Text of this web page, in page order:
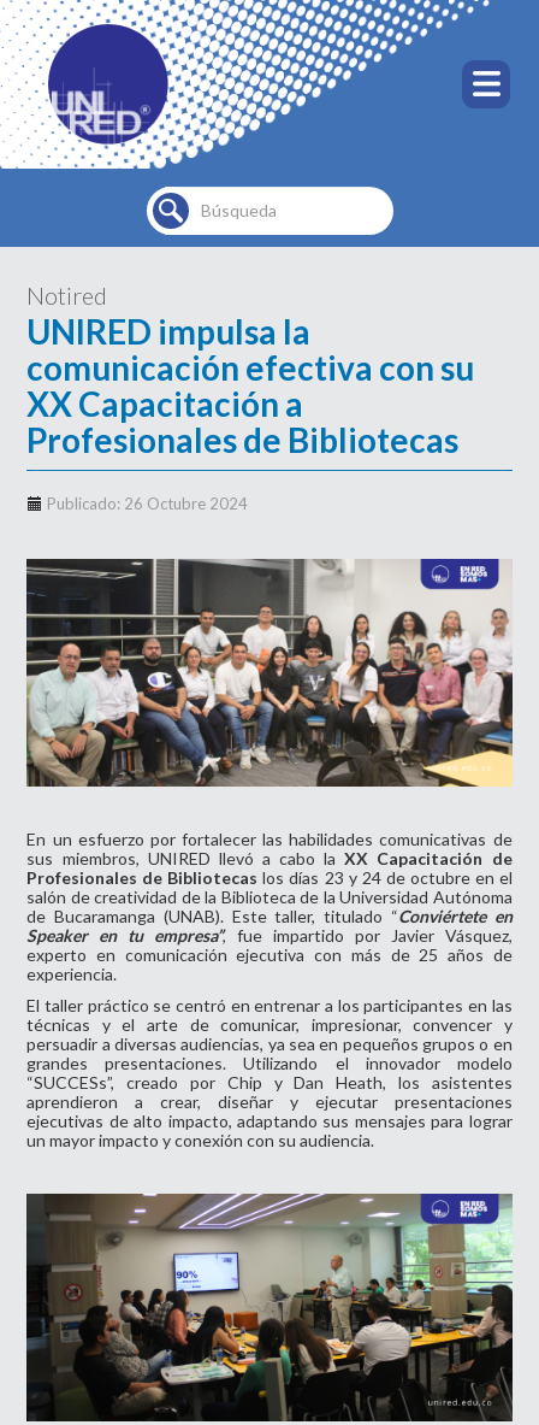
Buscar...
Notired
UNIRED impulsa la
comunicación efectiva con su
XX Capacitación a
Profesionales de Bibliotecas
Publicado: 26 Octubre 2024
En un esfuerzo por fortalecer las habilidades comunicativas de
sus miembros, UNIRED llevó a cabo laXX Capacitación de
Profesionales de Bibliotecas los días 23 y 24 de octubre en el
salón de creatividad de la Biblioteca de la Universidad Autónoma
de Bucaramanga (UNAB). Este taller, titulado “Conviértete en
Speaker en tu empresa”, fue impartido por Javier Vásquez,
experto en comunicación ejecutiva con más de 25 años de
experiencia.
El taller práctico se centró en entrenar a los participantes en las
técnicas y el arte de comunicar, impresionar, convencer y
persuadir a diversas audiencias, ya sea en pequeños grupos o en
grandes presentaciones. Utilizando el innovador modelo
“SUCCESs”, creado por Chip y Dan Heath, los asistentes
aprendieron a crear, diseñar y ejecutar presentaciones
ejecutivas de alto impacto, adaptando sus mensajes para lograr
un mayor impacto y conexión con su audiencia.